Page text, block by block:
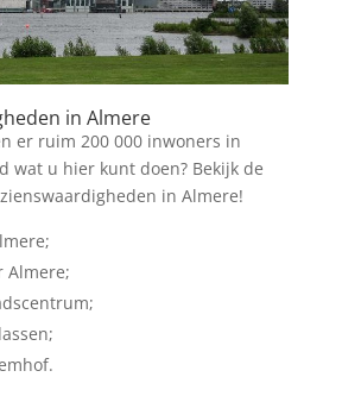
in Almere
er ruim 200 000 inwoners in
wat u hier kunt doen? Bekijk de
in Almere!
Almere;